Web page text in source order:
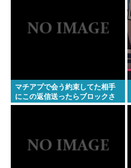
マチアプで会う約束してた相手
にこの返信送ったらブロックさ
れたんやが